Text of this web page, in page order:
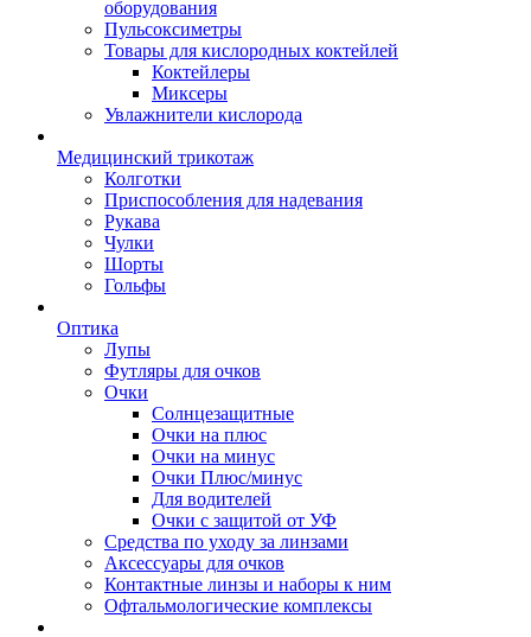
оборудования
Пульсоксиметры
Товары для кислородных коктейлей
Коктейлеры
Миксеры
Увлажнители кислорода
Медицинский трикотаж
Колготки
Приспособления для надевания
Рукава
Чулки
Шорты
Гольфы
Оптика
Лупы
Футляры для очков
Очки
Солнцезащитные
Очки на плюс
Очки на минус
Очки Плюс/минус
Для водителей
Очки с защитой от УФ
Средства по уходу за линзами
Аксессуары для очков
Контактные линзы и наборы к ним
Офтальмологические комплексы